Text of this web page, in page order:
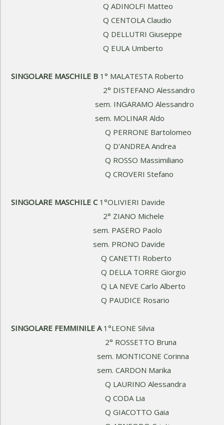
Q ADINOLFI Matteo
Q CENTOLA Claudio
Q DELLUTRI Giuseppe
Q EULA Umberto
SINGOLARE MASCHILE B 1° MALATESTA Roberto
2° DISTEFANO Alessandro
sem. INGARAMO Alessandro
sem. MOLINAR Aldo
Q PERRONE Bartolomeo
Q D'ANDREA Andrea
Q ROSSO Massimiliano
Q CROVERI Stefano
SINGOLARE MASCHILE C 1°OLIVIERI Davide
2° ZIANO Michele
sem. PASERO Paolo
sem. PRONO Davide
Q CANETTI Roberto
Q DELLA TORRE Giorgio
Q LA NEVE Carlo Alberto
Q PAUDICE Rosario
SINGOLARE FEMMINILE A1°LEONE Silvia
2° ROSSETTO Bruna
sem. MONTICONE Corinna
sem. CARDON Marika
Q LAURINO Alessandra
Q CODA Lia
Q GIACOTTO Gaia